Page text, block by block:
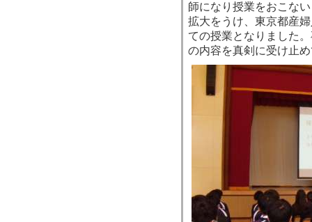
師になり授業をおこな
拡大をうけ、東京都産
ての授業となりました
の内容を真剣に受け止